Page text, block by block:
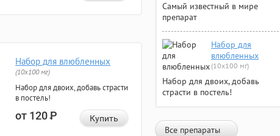
Набор для влюбленных
(10х100 мг)
Набор для двоих, добавь страсти
в постель!
от 120Р Купить
Самый известный в мире
препарат
Набор для
влюбленных
(10х100 мг)
Набор для двоих, добавь
страсти в постель!
Все препараты